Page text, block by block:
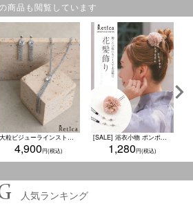
商品も閲覧しています
大粒ビジューラインストーンタッセル風ネックレス×ピアス2点セット(シルバー)
4,900
[SALE] 浴衣小物 ポンポンマム×ビーズチャーム髪飾り 3点セット (ダスティピンク/パープル/ミントグレー/スモークブルー)
1,280
人気ランキング